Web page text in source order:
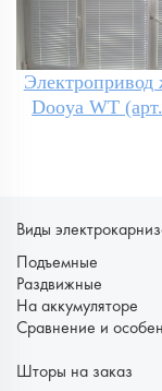
Электропривод
Dooya WT
Виды
Подъемные
Раздвижные
На аккумуляторе
Сравнение и
Шторы на заказ